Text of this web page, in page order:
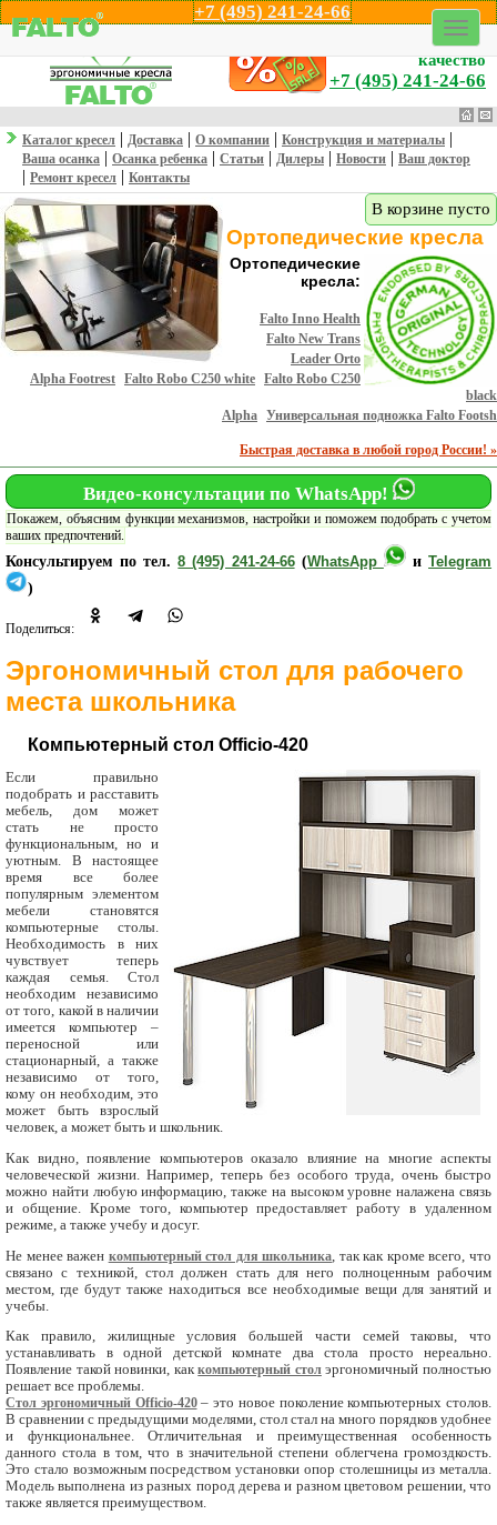
+7 (495) 241-24-66Профессионализм,
эргономика и
качество
+7 (495) 241-24-66
Каталог кресел | Доставка | О компании | Конструкция и материалы |
Ваша осанка | Осанка ребенка | Статьи | Дилеры | Новости | Ваш доктор
| Ремонт кресел | Контакты
В корзине пусто
Ортопедические кресла
Ортопедические
кресла:
Falto Inno Health
Falto New Trans
Leader Orto
Alpha Footrest Falto Robo С250 white Falto Robo С250
black
Alpha Универсальная подножка Falto Footsh
Быстрая доставка в любой город России! »
Видео-консультации по WhatsApp!
Покажем, объясним функции механизмов, настройки и поможем подобрать с учетом
ваших предпочтений.
Консультируем по тел.8 (495) 241-24-66(WhatsApp иTelegram
)
Поделиться:
Эргономичный стол для рабочего
места школьника
Компьютерный стол Officio-420
Если правильно
подобрать и расставить
мебель, дом может
стать не просто
функциональным, но и
уютным. В настоящее
время все более
популярным элементом
мебели становятся
компьютерные столы.
Необходимость в них
чувствует теперь
каждая семья. Стол
необходим независимо
от того, какой в наличии
имеется компьютер –
переносной или
стационарный, а также
независимо от того,
кому он необходим, это
может быть взрослый
человек, а может быть и школьник.
Как видно, появление компьютеров оказало влияние на многие аспекты
человеческой жизни. Например, теперь без особого труда, очень быстро
можно найти любую информацию, также на высоком уровне налажена связь
и общение. Кроме того, компьютер предоставляет работу в удаленном
режиме, а также учебу и досуг.
Не менее важен компьютерный стол для школьника , так как кроме всего, что
связано с техникой, стол должен стать для него полноценным рабочим
местом, где будут также находиться все необходимые вещи для занятий и
учебы.
Как правило, жилищные условия большей части семей таковы, что
устанавливать в одной детской комнате два стола просто нереально.
Появление такой новинки, каккомпьютерный столэргономичный полностью
решает все проблемы.
Стол эргономичный Officio-420– это новое поколение компьютерных столов.
В сравнении с предыдущими моделями, стол стал на много порядков удобнее
и функциональнее. Отличительная и преимущественная особенность
данного стола в том, что в значительной степени облегчена громоздкость.
Это стало возможным посредством установки опор столешницы из металла.
Модель выполнена из разных пород дерева и разном цветовом решении, что
также является преимуществом.